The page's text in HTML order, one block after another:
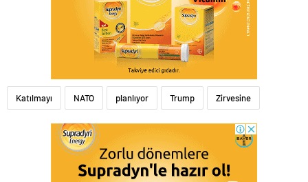
Katılmayı NATO planlıyor Trump Zirvesine